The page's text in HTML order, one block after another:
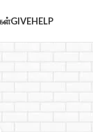
GIVEHELP